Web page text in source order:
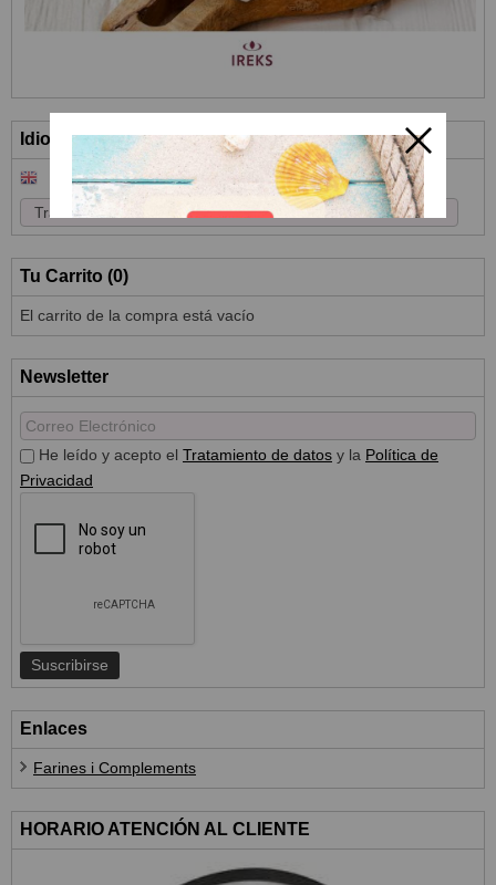
Idioma
Tu Carrito (0)
El carrito de la compra está vacío
Newsletter
He leído y acepto el Tratamiento de datos y la Política de
Privacidad
Enlaces
Farines i Complements
HORARIO ATENCIÓN AL CLIENTE